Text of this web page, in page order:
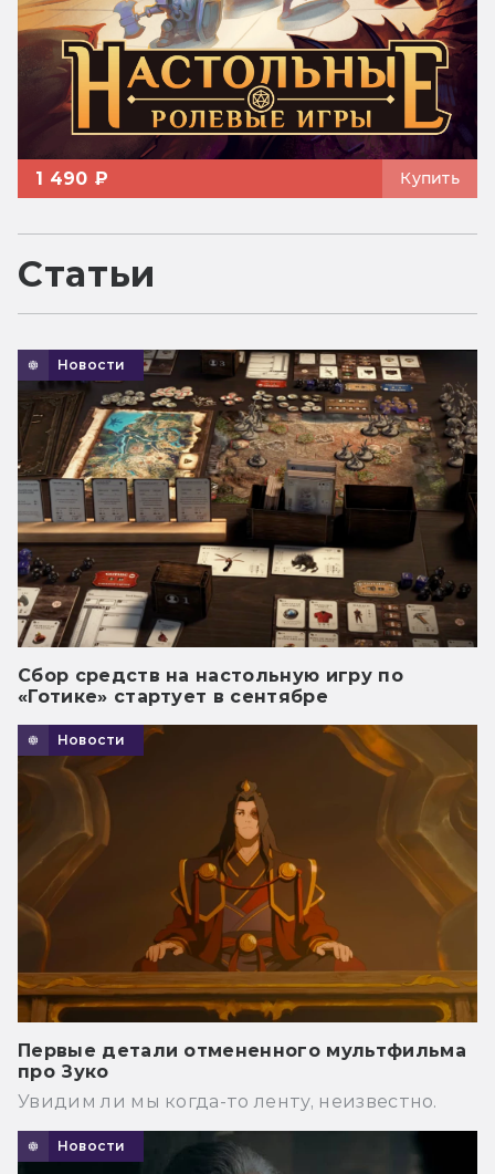
1 490 ₽ Купить
Статьи
Новости
Сбор средств на настольную игру по
«Готике» стартует в сентябре
Новости
Первые детали отмененного мультфильма
про Зуко
Увидим ли мы когда-то ленту, неизвестно.
Новости